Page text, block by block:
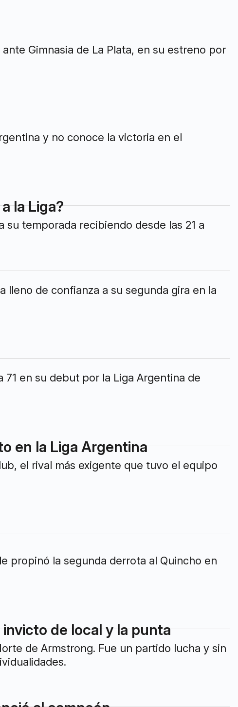
Gimnasia de La Plata, en su estreno por
y no conoce la victoria en el
la Liga?
temporada recibiendo desde las 21 a
lleno de confianza a su segunda gira en la
71 en su debut por la Liga Argentina de
en la Liga Argentina
el rival más exigente que tuvo el equipo
propinó la segunda derrota al Quincho en
de local y la punta
de Armstrong. Fue un partido lucha y sin